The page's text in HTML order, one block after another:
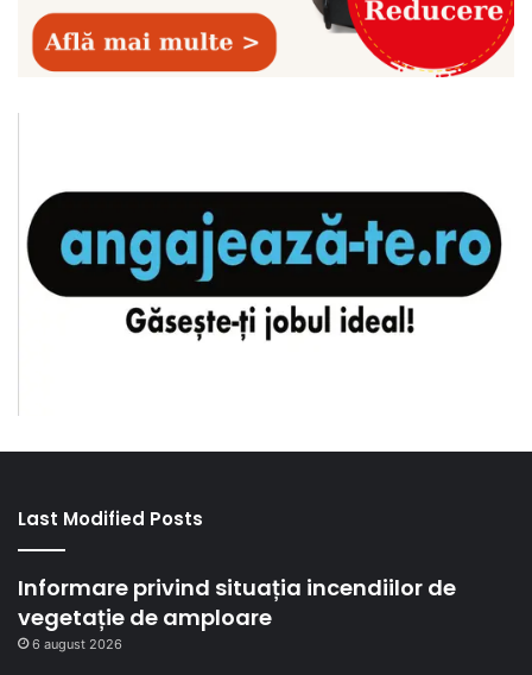
Last Modified Posts
Informare privind situația incendiilor de
vegetație de amploare
6 august 2026